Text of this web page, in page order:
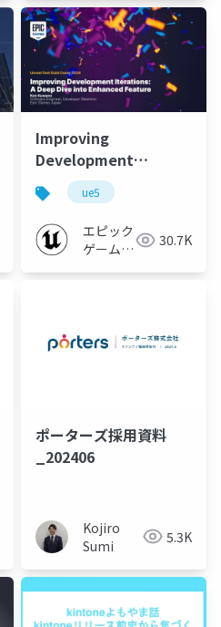
ク
Improving
Development
Iterations: A Deep
Dive into Enhanced
Feature
ue5
エピック
ゲームズ
30.7K
ポーターズ採用資料
_202406
Kojiro
Sumi
5.3K